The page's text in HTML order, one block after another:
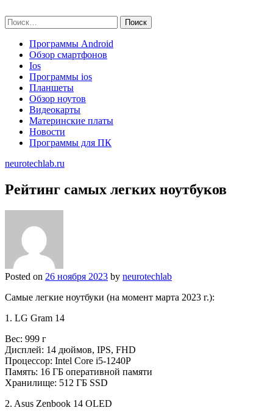
to
content
Найти:
Программы Android
Обзор смартфонов
Ios
Программы ios
Планшеты
Обзор ноутов
Видеокарты
Материнские платы
Новости
Программы для ПК
neurotechlab.ru
Рейтинг самых легких ноутбуков
Posted on 26 ноября 2023 by neurotechlab
Самые легкие ноутбуки (на момент марта 2023 г.):
1. LG Gram 14
Вес: 999 г
Дисплей: 14 дюймов, IPS, FHD
Процессор: Intel Core i5-1240P
Память: 16 ГБ оперативной памяти
Хранилище: 512 ГБ SSD
2. Asus Zenbook 14 OLED